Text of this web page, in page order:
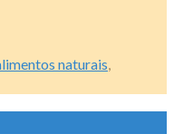
naturais,